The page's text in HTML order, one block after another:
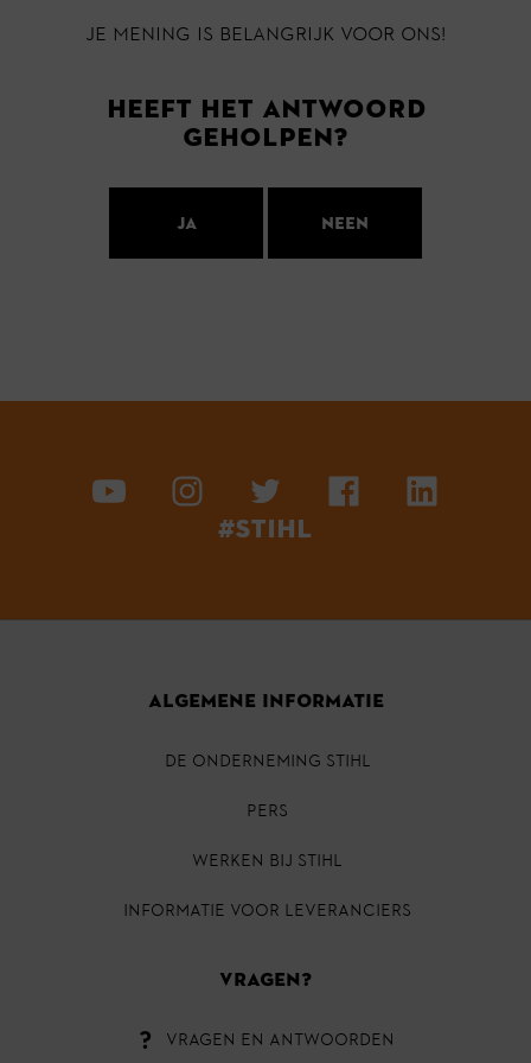
Je mening is belangrijk voor ons!
Heeft het antwoord
geholpen?
Ja Neen
#STIHL
ALGEMENE INFORMATIE
DE ONDERNEMING STIHL
PERS
Werken bij STIHL
INFORMATIE VOOR LEVERANCIERS
VRAGEN?
VRAGEN EN ANTWOORDEN